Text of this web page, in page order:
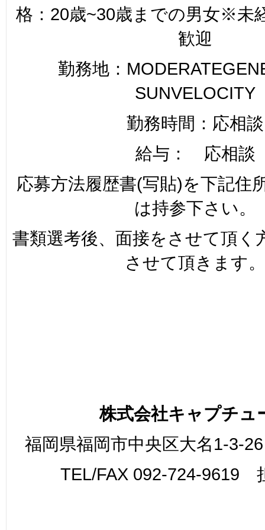
格：20歳~30歳までの男女※未
歓迎
勤務地：
SUNVELOCITY
勤務時間：応相談
給与： 応相談
応募方法履歴書(写貼)を下記住
は持参下さい。
書類選考後、面接をさせて頂く
させて頂きます。
株式会社キャプチュ
福岡県福岡市中央区大名1-3-
TEL/FAX 092-724-9619